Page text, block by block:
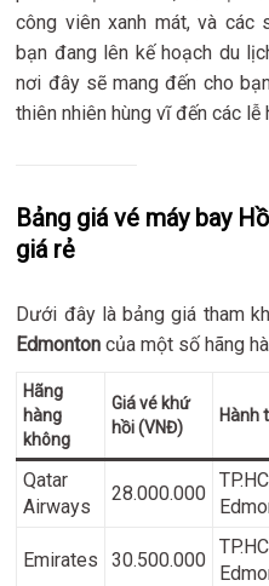
công viên xanh mát, và các
bạn đang lên kế hoạch du
nơi đây sẽ mang đến cho
thiên nhiên hùng vĩ đến các lễ
Bảng giá vé máy bay
giá rẻ
Dưới đây là bảng giá tham
Edmonton của một số hãng
Hãng
hàng
không
Giá vé khứ
hồi (VNĐ)
Hành
Qatar
Airways
28.000.000
Emirates 30.500.000